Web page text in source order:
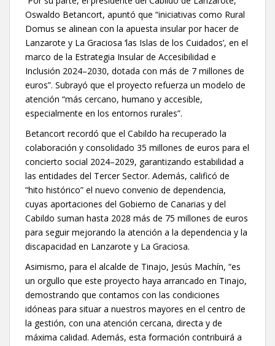
Oswaldo Betancort, apuntó que “iniciativas como Rural
Domus se alinean con la apuesta insular por hacer de
Lanzarote y La Graciosa ‘las Islas de los Cuidados’, en el
marco de la Estrategia Insular de Accesibilidad e
Inclusión 2024–2030, dotada con más de 7 millones de
euros”. Subrayó que el proyecto refuerza un modelo de
atención “más cercano, humano y accesible,
especialmente en los entornos rurales”.
Betancort recordó que el Cabildo ha recuperado la
colaboración y consolidado 35 millones de euros para el
concierto social 2024–2029, garantizando estabilidad a
las entidades del Tercer Sector. Además, calificó de
“hito histórico” el nuevo convenio de dependencia,
cuyas aportaciones del Gobierno de Canarias y del
Cabildo suman hasta 2028 más de 75 millones de euros
para seguir mejorando la atención a la dependencia y la
discapacidad en Lanzarote y La Graciosa.
Asimismo, para el alcalde de Tinajo, Jesús Machín, “es
un orgullo que este proyecto haya arrancado en Tinajo,
demostrando que contamos con las condiciones
idóneas para situar a nuestros mayores en el centro de
la gestión, con una atención cercana, directa y de
máxima calidad. Además, esta formación contribuirá a